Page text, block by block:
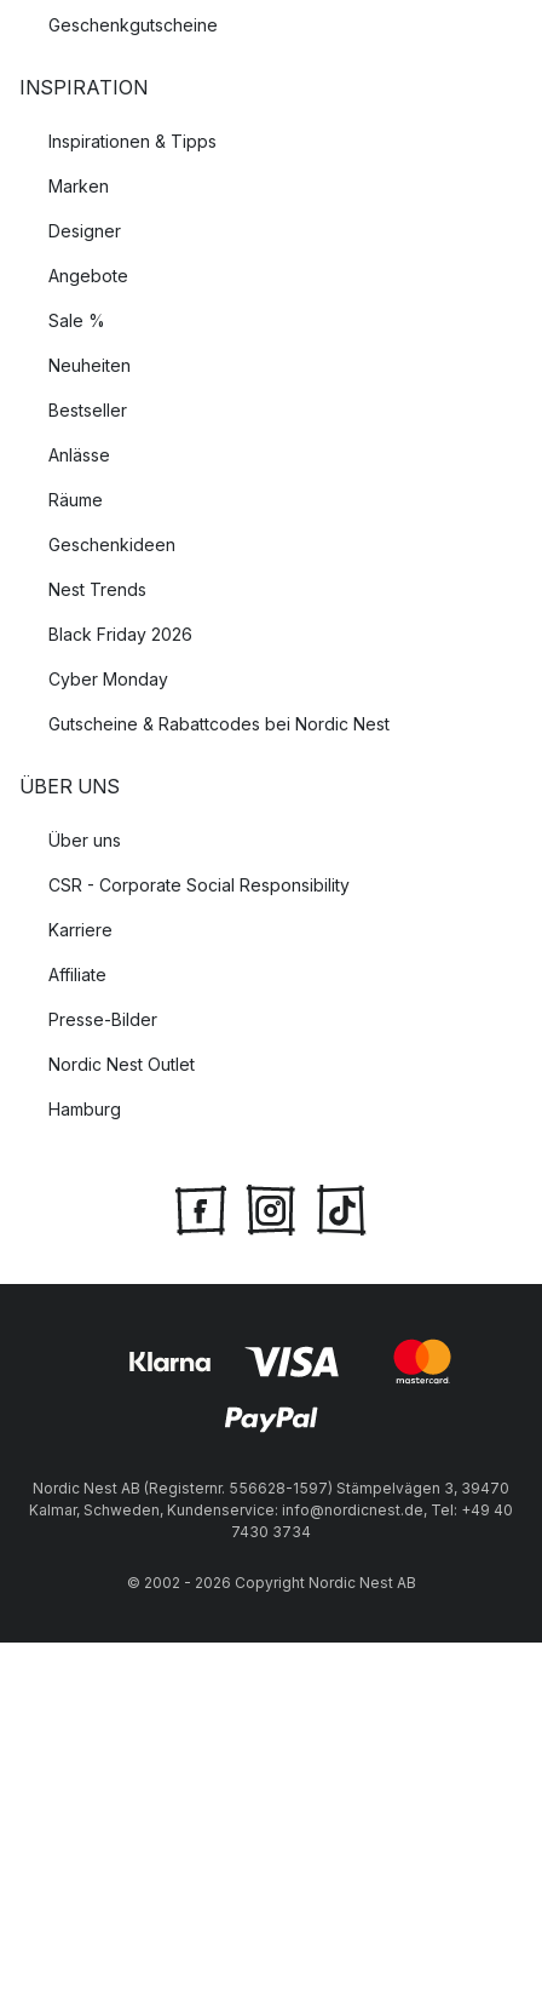
Geschenkgutscheine
INSPIRATION
Inspirationen & Tipps
Marken
Designer
Angebote
Sale %
Neuheiten
Bestseller
Anlässe
Räume
Geschenkideen
Nest Trends
Black Friday 2026
Cyber Monday
Gutscheine & Rabattcodes bei Nordic Nest
ÜBER UNS
Über uns
CSR - Corporate Social Responsibility
Karriere
Affiliate
Presse-Bilder
Nordic Nest Outlet
Hamburg
Nordic Nest AB (Registernr. 556628-1597) Stämpelvägen 3, 39470
Kalmar, Schweden, Kundenservice: info@nordicnest.de, Tel: +49 40
7430 3734
© 2002 - 2026 Copyright Nordic Nest AB